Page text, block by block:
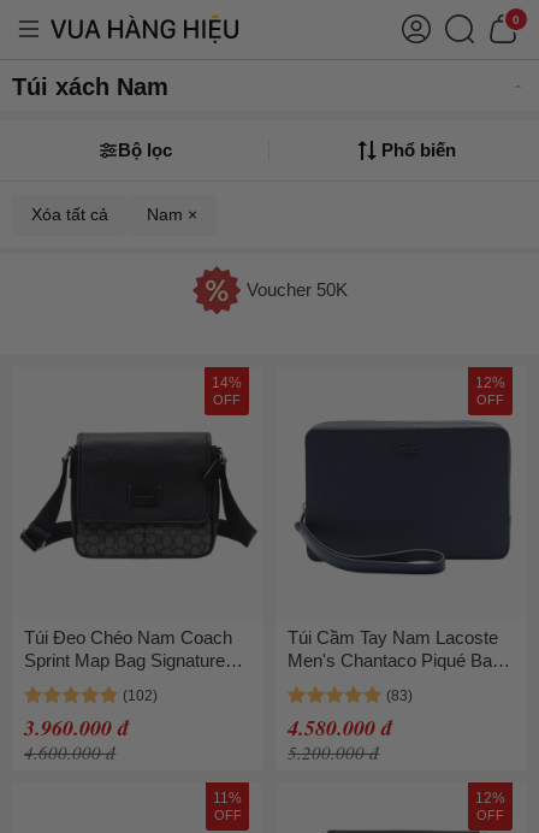
0
Túi xách Nam
Bộ lọc Phổ biến
Xóa tất cả Nam ×
Voucher 50K
14%
OFF
Túi Đeo Chéo Nam Coach
Sprint Map Bag Signature
Charcoal Black Màu Đen
3.960.000 đ
4.600.000 đ
12%
OFF
Túi Cầm Tay Nam Lacoste
Men's Chantaco Piqué Bag
NH2922 - 021 Màu Xanh
Navy
4.580.000 đ
5.200.000 đ
11%
OFF
12%
OFF